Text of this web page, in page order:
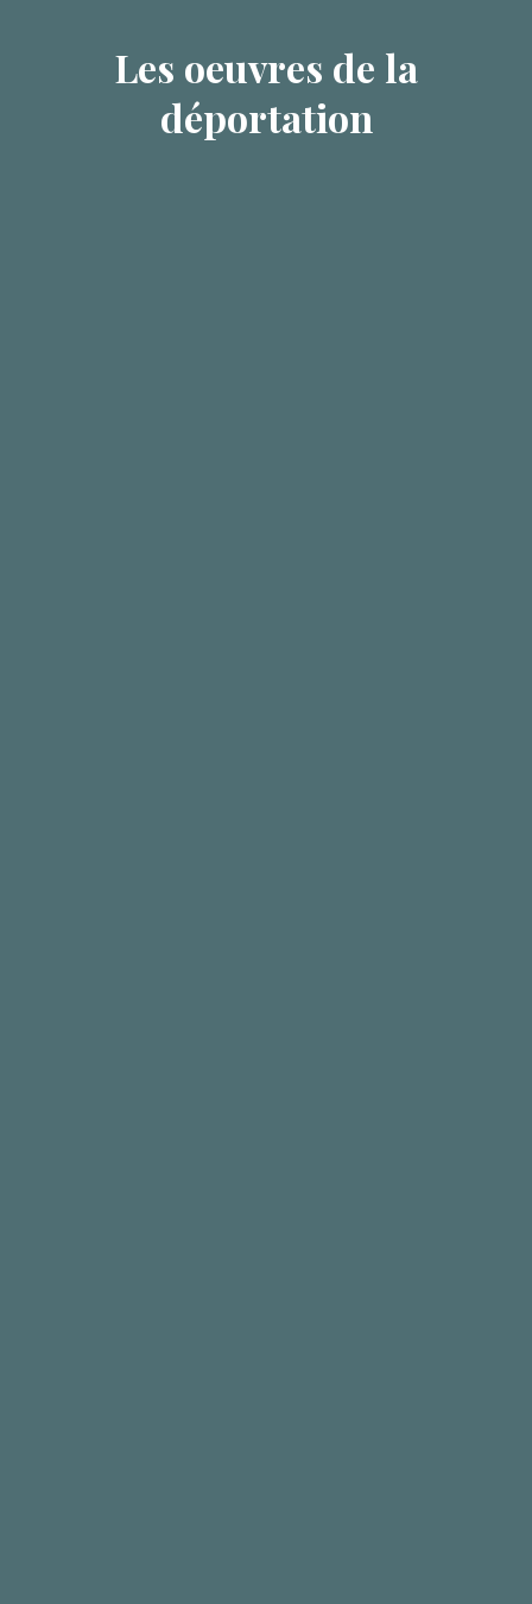
Les oeuvres de la
déportation